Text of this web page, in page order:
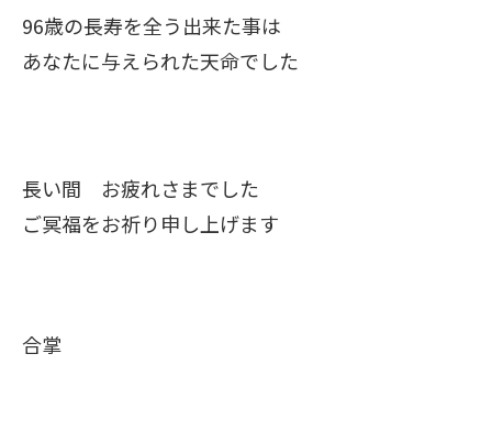
96歳の長寿を全う出来た事は
あなたに与えられた天命でした
長い間 お疲れさまでした
ご冥福をお祈り申し上げます
合掌